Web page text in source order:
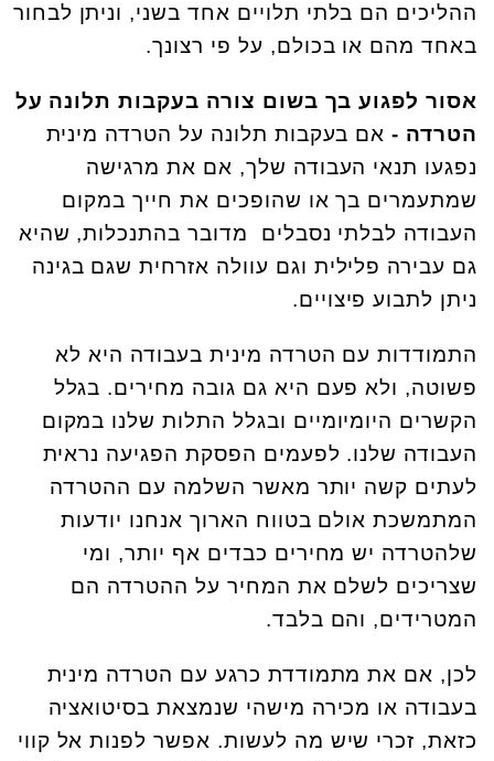
ההליכים הם בלתי תלויים אחד בשני, וניתן לבחור
באחד מהם או בכולם, על פי רצונך.
אסור לפגוע בך בשום צורה בעקבות תלונה על
הטרדה -אם בעקבות תלונה על הטרדה מינית
נפגעו תנאי העבודה שלך, אם את מרגישה
שמתעמרים בך או שהופכים את חייך במקום
העבודה לבלתי נסבלים מדובר בהתנכלות, שהיא
גם עבירה פלילית וגם עוולה אזרחית שגם בגינה
ניתן לתבוע פיצויים.
התמודדות עם הטרדה מינית בעבודה היא לא
פשוטה, ולא פעם היא גם גובה מחירים. בגלל
הקשרים היומיומיים ובגלל התלות שלנו במקום
העבודה שלנו. לפעמים הפסקת הפגיעה נראית
לעתים קשה יותר מאשר השלמה עם ההטרדה
המתמשכת אולם בטווח הארוך אנחנו יודעות
שלהטרדה יש מחירים כבדים אף יותר, ומי
שצריכים לשלם את המחיר על ההטרדה הם
המטרידים, והם בלבד.
לכן, אם את מתמודדת כרגע עם הטרדה מינית
בעבודה או מכירה מישהי שנמצאת בסיטואציה
כזאת, זכרי שיש מה לעשות. אפשר לפנות אל קווי